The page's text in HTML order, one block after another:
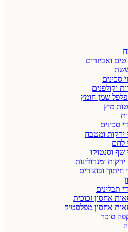
ואביזרים
סכינים
וקולפנים
שמן חומץ
מיץ
סכינים
ירקות ומטבח
לחם
שף וסנטוקו
ומנדולינות
חיתוך ובוצ'רים
תבלינים
אחסון זכוכית
אחסון מפלסטיק
סוכר